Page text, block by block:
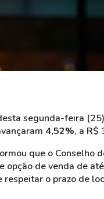
segunda-feira
4,52%, a R$
que o Conselho
opção de venda de
respeitar o prazo de